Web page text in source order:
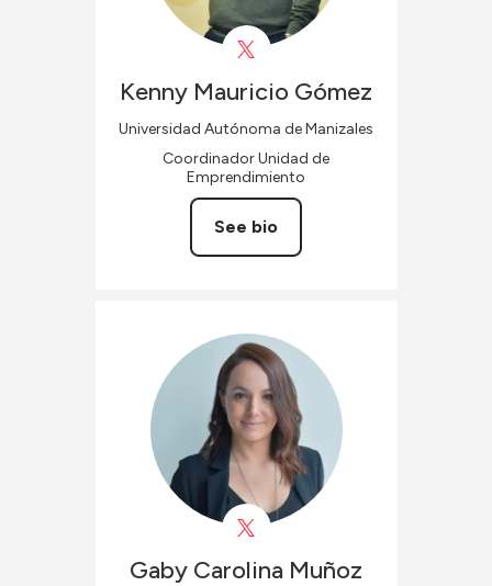
Kenny Mauricio Gómez
Universidad Autónoma de Manizales
Coordinador Unidad de
Emprendimiento
See bio
Gaby Carolina Muñoz